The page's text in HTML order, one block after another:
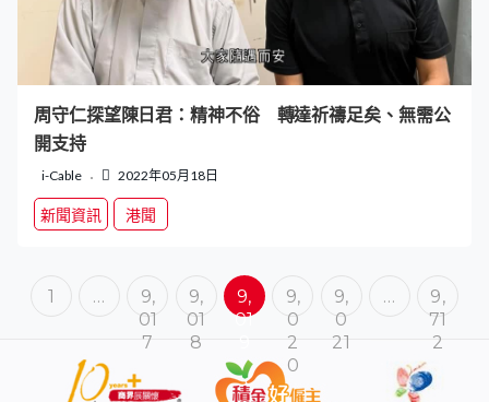
周守仁探望陳日君：精神不俗 轉達祈禱足矣、無需公
開支持
i-Cable 2022年05月18日
新聞資訊 港聞
1 …
9,
01
7
9,
01
8
9,
01
9,
0
2
0
9,
0
21
…
9,
71
2